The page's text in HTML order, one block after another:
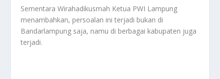
Sementara Wirahadikusmah Ketua PWI Lampung
menambahkan, persoalan ini terjadi bukan di
Bandarlampung saja, namu di berbagai kabupaten juga
terjadi.